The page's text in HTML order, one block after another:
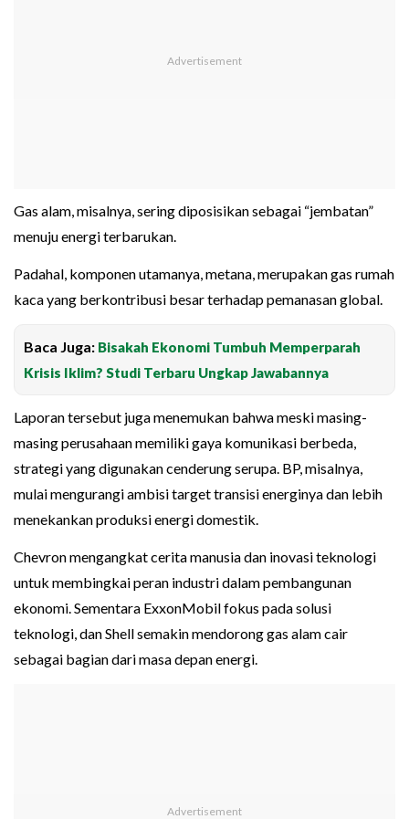
Gas alam, misalnya, sering diposisikan sebagai “jembatan”
menuju energi terbarukan.
Padahal, komponen utamanya, metana, merupakan gas rumah
kaca yang berkontribusi besar terhadap pemanasan global.
Baca Juga: Bisakah Ekonomi Tumbuh Memperparah
Krisis Iklim? Studi Terbaru Ungkap Jawabannya
Laporan tersebut juga menemukan bahwa meski masing-
masing perusahaan memiliki gaya komunikasi berbeda,
strategi yang digunakan cenderung serupa. BP, misalnya,
mulai mengurangi ambisi target transisi energinya dan lebih
menekankan produksi energi domestik.
Chevron mengangkat cerita manusia dan inovasi teknologi
untuk membingkai peran industri dalam pembangunan
ekonomi. Sementara ExxonMobil fokus pada solusi
teknologi, dan Shell semakin mendorong gas alam cair
sebagai bagian dari masa depan energi.